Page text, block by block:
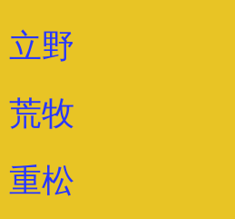
立野
荒牧
重松